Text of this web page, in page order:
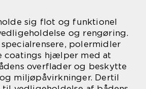
sig flot og funktionel
og rengøring.
polermidler
coatings hjælper med at
overflader og beskytte
miljøpåvirkninger. Dertil